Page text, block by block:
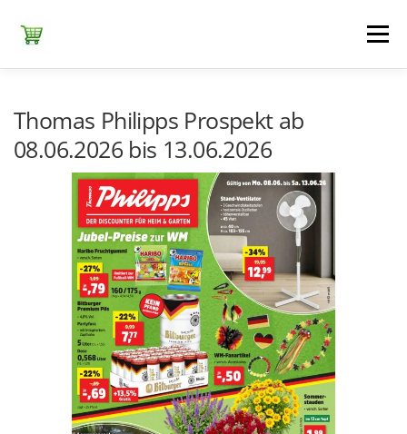
Inhalt
springen
Menü
NETTO DISCOUNT NORMA REWE
Thomas Philipps Prospekt ab
08.06.2026 bis 13.06.2026